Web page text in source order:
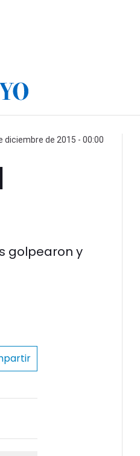
diciembre de 2015 - 00:00
golpearon y